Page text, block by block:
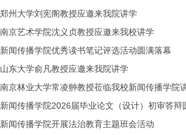
郑州大学刘宪阁教授应邀来我院讲学
南京艺术学院沈义贞教授应邀来我校讲学
新闻传播学院优秀读书笔记评选活动圆满落幕
山东大学俞凡教授应邀来我院讲学
南京林业大学常凌翀教授莅临我校新闻传播学院
新闻传播学院2026届毕业论文（设计）初审答辩
新闻传播学院开展法治教育主题班会活动